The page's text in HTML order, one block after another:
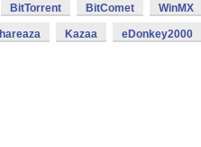
BitTorrent BitComet WinMX
Kazaa eDonkey2000